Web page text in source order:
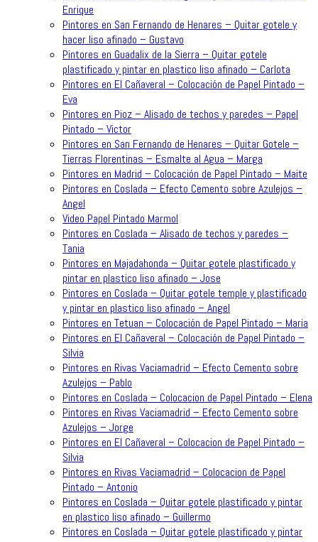
Enrique
Pintores en San Fernando de Henares – Quitar gotele y
hacer liso afinado – Gustavo
Pintores en Guadalix de la Sierra – Quitar gotele
plastificado y pintar en plastico liso afinado – Carlota
Pintores en El Cañaveral – Colocación de Papel Pintado –
Eva
Pintores en Pioz – Alisado de techos y paredes – Papel
Pintado – Victor
Pintores en San Fernando de Henares – Quitar Gotele –
Tierras Florentinas – Esmalte al Agua – Marga
Pintores en Madrid – Colocación de Papel Pintado – Maite
Pintores en Coslada – Efecto Cemento sobre Azulejos –
Angel
Video Papel Pintado Marmol
Pintores en Coslada – Alisado de techos y paredes –
Tania
Pintores en Majadahonda – Quitar gotele plastificado y
pintar en plastico liso afinado – Jose
Pintores en Coslada – Quitar gotele temple y plastificado
y pintar en plastico liso afinado – Angel
Pintores en Tetuan – Colocación de Papel Pintado – Maria
Pintores en El Cañaveral – Colocación de Papel Pintado –
Silvia
Pintores en Rivas Vaciamadrid – Efecto Cemento sobre
Azulejos – Pablo
Pintores en Coslada – Colocacion de Papel Pintado – Elena
Pintores en Rivas Vaciamadrid – Efecto Cemento sobre
Azulejos – Jorge
Pintores en El Cañaveral – Colocacion de Papel Pintado –
Silvia
Pintores en Rivas Vaciamadrid – Colocacion de Papel
Pintado – Antonio
Pintores en Coslada – Quitar gotele plastificado y pintar
en plastico liso afinado – Guillermo
Pintores en Coslada – Quitar gotele plastificado y pintar